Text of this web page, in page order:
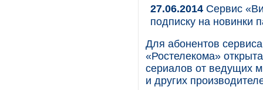
27.06.2014 Сервис
подписку на новинки
Для абонентов
«Ростелекома»
сериалов от ведущих
и других